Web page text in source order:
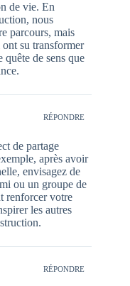
de vie. En
nous
parcours, mais
su transformer
quête de sens que
RÉPONDRE
de partage
après avoir
envisagez de
ou un groupe de
renforcer votre
les autres
RÉPONDRE